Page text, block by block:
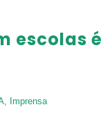
escolas é
,
Imprensa